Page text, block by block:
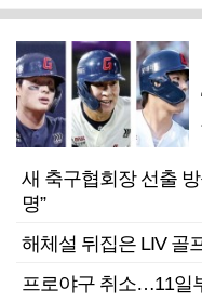
새 축구협회장 선출
명”
해체설 뒤집은 LIV 골
프로야구 취소…11일